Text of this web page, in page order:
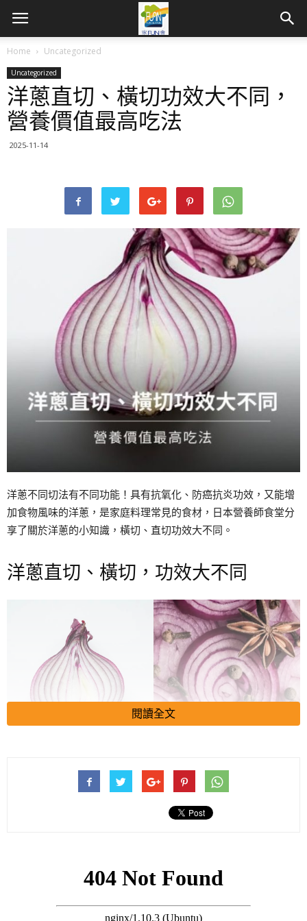
Home Uncategorized
Uncategorized
洋蔥直切、橫切功效大不同，
營養價值最高吃法
2025-11-14
洋蔥不同切法有不同功能！具有抗氧化、防癌抗炎功效，又能增
加食物風味的洋蔥，是家庭料理常見的食材，日本營養師食堂分
享了關於洋蔥的小知識，橫切、直切功效大不同。
洋蔥直切、橫切，功效大不同
一般人切洋蔥，通常是順著洋蔥的纖維紋路「直切」，營養師食
堂指出，採用不同的切法，不只會影響口感，營養功效也有差
洋蔥營養價值藏在「洋蔥皮」
閱讀全文